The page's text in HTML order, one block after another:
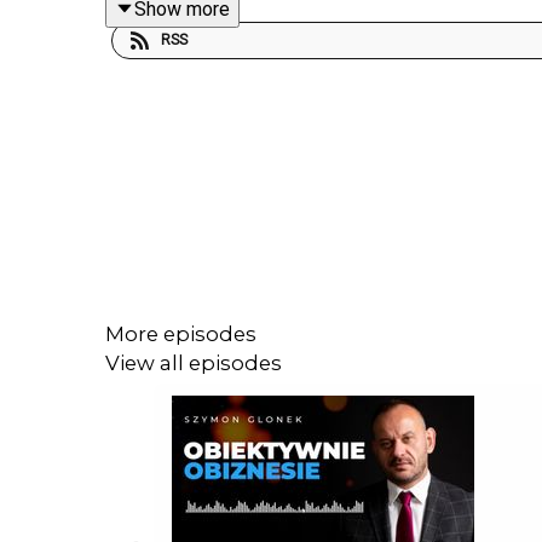
Katarzyna Borowiecka- Doradca Zarządu
Show more
RSS
More episodes
View all episodes